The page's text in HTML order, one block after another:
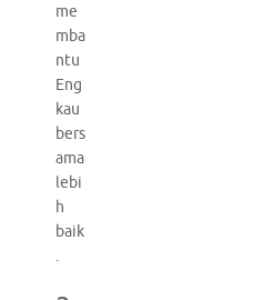
me
mba
ntu
Eng
kau
bers
ama
lebi
h
baik
.